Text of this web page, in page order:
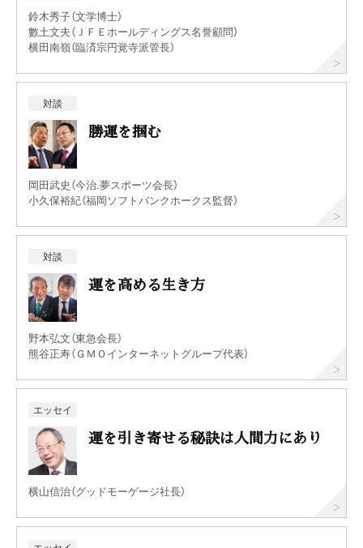
鈴木秀子（文学博士）
數土文夫（ＪＦＥホールディングス名誉顧問）
横田南嶺（臨済宗円覚寺派管長）
対談
勝運を掴む
岡田武史（今治.夢スポーツ会長）
小久保裕紀（福岡ソフトバンクホークス監督）
対談
運を高める生き方
野本弘文（東急会長）
熊谷正寿（ＧＭＯインターネットグループ代表）
エッセイ
運を引き寄せる秘訣は人間力にあり
横山信治（グッドモーゲージ社長）